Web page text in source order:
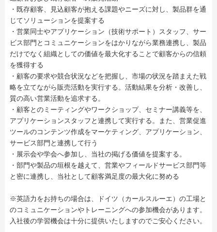
・既存顧客、見込顧客が抱える課題やニーズに対し、製品群を通
じてソリューションを提案する
・営業同士やアプリケーション（技術サポート）スタッフ、サー
ビス部門とコミュニケーションをはかりながら業務連携し、製品
だけでなく組織としての価値を最大化することで顧客からの信頼
を獲得する
・顧客の要求や競合状況などを把握し、市場の状況を踏まえた戦
略を立てながら販売活動を実行する。活動結果を分析・改善し、
質の高い営業活動を追求する。
・顧客とのミーティングやワークショップ、セミナー講義等を、
アプリケーションスタッフと連携して実行する。また、営業促進
ツールのコンテンツ作成をマーケティング、アプリケーション、
サービス部門と連携して行う
・展示会や学会へ参加し、当社の掲げる価値を提案する。
・部門や製品の垣根を越えて、営業やフィールドサービス部門等
と密に連携し、当社として顧客満足度の最大化に努める
※英語力をお持ちの場合は、ドイツ（カールスルーエ）の工場と
のコミュニケーションやトレーニングへの参加機会があります。
入社後の学習機会は十分に提供いたしますのでご安心ください。